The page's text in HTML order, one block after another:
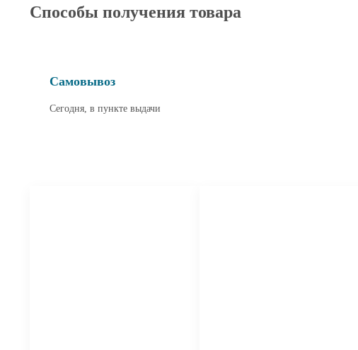
Способы получения товара
Самовывоз
Сегодня, в пункте выдачи